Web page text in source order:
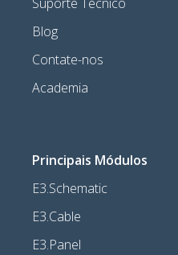
Suporte Técnico
Blog
Contate-nos
Academia
Principais Módulos
E3.Schematic
E3.Cable
E3.Panel